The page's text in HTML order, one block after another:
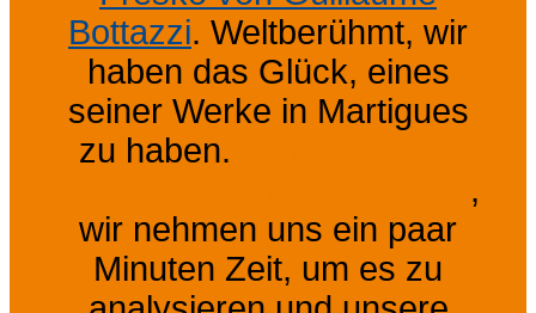
Bottazzi. Weltberühmt, wir
haben das Glück, eines
seiner Werke in Martigues
zu haben.
,
wir nehmen uns ein paar
Minuten Zeit, um es zu